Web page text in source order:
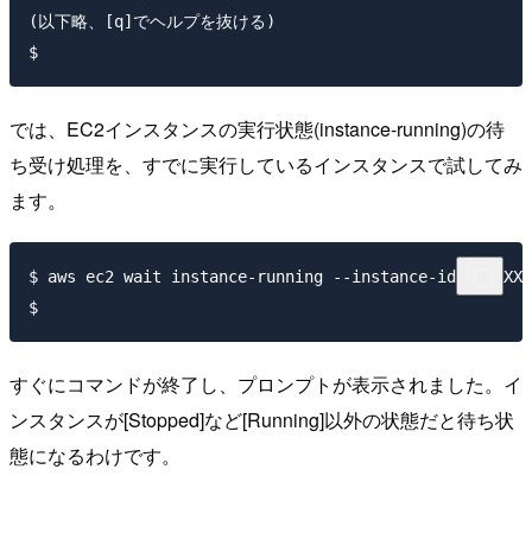
(以下略、[q]でヘルプを抜ける)
では、EC2インスタンスの実行状態(instance-running)の待
ち受け処理を、すでに実行しているインスタンスで試してみ
ます。
$ aws ec2 wait instance-running --instance-ids i-
すぐにコマンドが終了し、プロンプトが表示されました。イ
ンスタンスが[Stopped]など[Running]以外の状態だと待ち状
態になるわけです。